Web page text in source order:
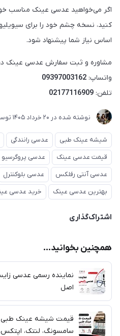
اگر می‌خواهید عدسی عینک مناسب
کنید، نسخه چشم خود را برای
اساس نیاز شما پیشنهاد شود.
مشاوره و ثبت سفارش عدسی عینک در
واتساپ: 09397003162
تلفن: 02177116909
نوشته شده در 20 خرداد 1405
شیشه عینک طبی عدسی رانندگی
قیمت عدسی عینک
عدسی پروگرسیو
عدسی آنتی رفلکس
عدسی بلوکنترل
بهترین عدسی عینک
خرید عدسی
اشتراک‌گذاری
همچنین بخوانید...
نماینده رسمی عدسی
اصل
قیمت شیشه عینک طبی
سامسونگ، لنتک،